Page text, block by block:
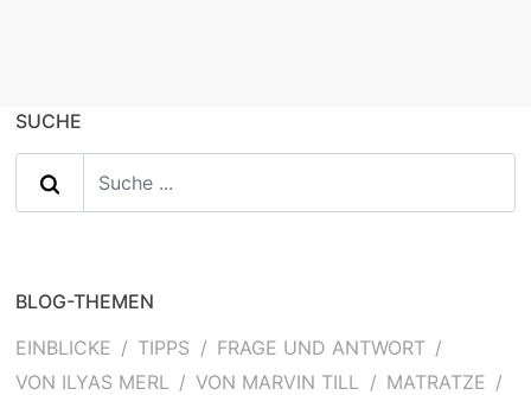
SUCHE
BLOG-THEMEN
EINBLICKE
TIPPS
FRAGE UND ANTWORT
VON ILYAS MERL
VON MARVIN TILL
MATRATZE